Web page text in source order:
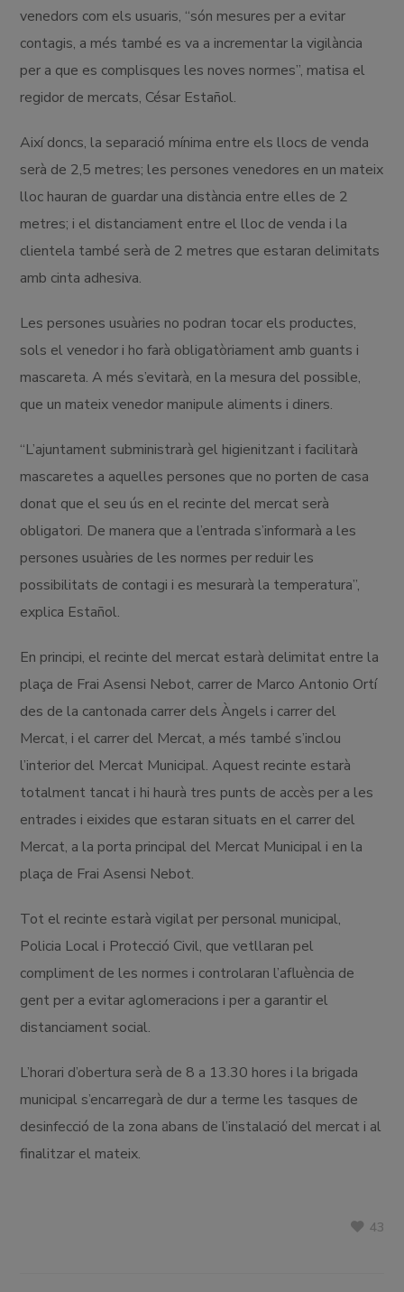
venedors com els usuaris, “són mesures per a evitar
contagis, a més també es va a incrementar la vigilància
per a que es complisques les noves normes”, matisa el
regidor de mercats, César Estañol.
Així doncs, la separació mínima entre els llocs de venda
serà de 2,5 metres; les persones venedores en un mateix
lloc hauran de guardar una distància entre elles de 2
metres; i el distanciament entre el lloc de venda i la
clientela també serà de 2 metres que estaran delimitats
amb cinta adhesiva.
Les persones usuàries no podran tocar els productes,
sols el venedor i ho farà obligatòriament amb guants i
mascareta. A més s’evitarà, en la mesura del possible,
que un mateix venedor manipule aliments i diners.
“L’ajuntament subministrarà gel higienitzant i facilitarà
mascaretes a aquelles persones que no porten de casa
donat que el seu ús en el recinte del mercat serà
obligatori. De manera que a l’entrada s’informarà a les
persones usuàries de les normes per reduir les
possibilitats de contagi i es mesurarà la temperatura”,
explica Estañol.
En principi, el recinte del mercat estarà delimitat entre la
plaça de Frai Asensi Nebot, carrer de Marco Antonio Ortí
des de la cantonada carrer dels Àngels i carrer del
Mercat, i el carrer del Mercat, a més també s’inclou
l’interior del Mercat Municipal. Aquest recinte estarà
totalment tancat i hi haurà tres punts de accès per a les
entrades i eixides que estaran situats en el carrer del
Mercat, a la porta principal del Mercat Municipal i en la
plaça de Frai Asensi Nebot.
Tot el recinte estarà vigilat per personal municipal,
Policia Local i Protecció Civil, que vetllaran pel
compliment de les normes i controlaran l’afluència de
gent per a evitar aglomeracions i per a garantir el
distanciament social.
L’horari d’obertura serà de 8 a 13.30 hores i la brigada
municipal s’encarregarà de dur a terme les tasques de
desinfecció de la zona abans de l’instalació del mercat i al
finalitzar el mateix.
43